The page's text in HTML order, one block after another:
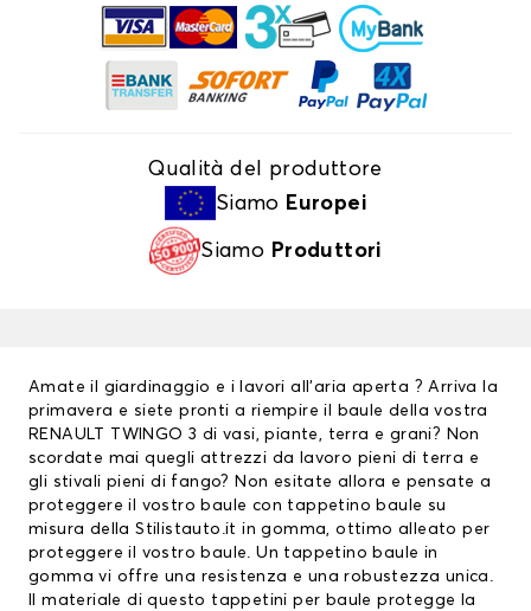
Qualità del produttore
Siamo Europei
Siamo Produttori
Amate il giardinaggio e i lavori all’aria aperta ? Arriva la
primavera e siete pronti a riempire il baule della vostra
RENAULT TWINGO 3 di vasi, piante, terra e grani? Non
scordate mai quegli attrezzi da lavoro pieni di terra e
gli stivali pieni di fango? Non esitate allora e pensate a
proteggere il vostro baule con tappetino baule su
misura della Stilistauto.it in gomma, ottimo alleato per
proteggere il vostro baule. Un tappetino baule in
gomma vi offre una resistenza e una robustezza unica.
Il materiale di questo tappetini per bauleprotegge la